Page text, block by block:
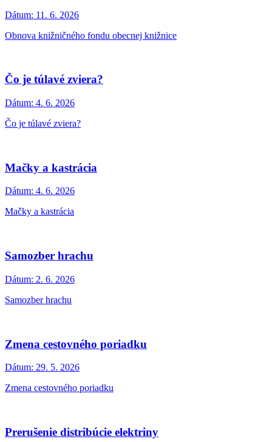
Dátum: 11. 6. 2026
Obnova knižničného fondu obecnej knižnice
Čo je túlavé zviera?
Dátum: 4. 6. 2026
Čo je túlavé zviera?
Mačky a kastrácia
Dátum: 4. 6. 2026
Mačky a kastrácia
Samozber hrachu
Dátum: 2. 6. 2026
Samozber hrachu
Zmena cestovného poriadku
Dátum: 29. 5. 2026
Zmena cestovného poriadku
Prerušenie distribúcie elektriny